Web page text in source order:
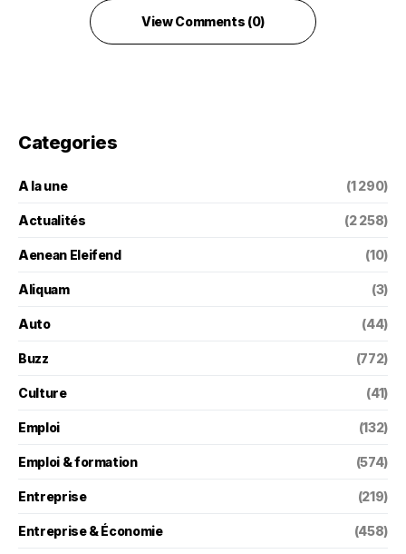
View Comments (0)
Categories
A la une (1 290)
Actualités (2 258)
Aenean Eleifend (10)
Aliquam (3)
Auto (44)
Buzz (772)
Culture (41)
Emploi (132)
Emploi & formation (574)
Entreprise (219)
Entreprise & Économie (458)